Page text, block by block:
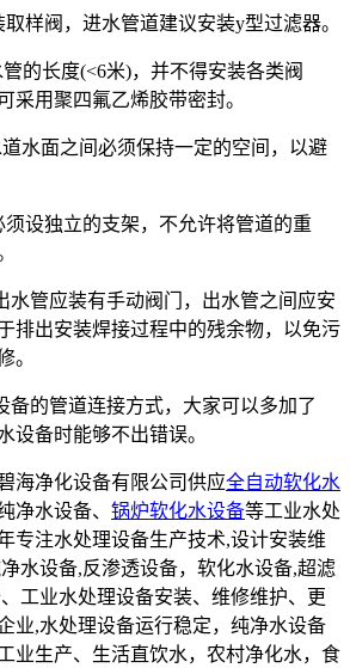
样阀，进水管道建议安装y型过滤器。
的长度(<6米)，并不得安装各类阀
采用聚四氟乙烯胶带密封。
水面之间必须保持一定的空间，以避
设独立的支架，不允许将管道的重
水管应装有手动阀门，出水管之间应安
排出安装焊接过程中的残余物，以免污
。
备的管道连接方式，大家可以多加了
设备时能够不出错误。
海净化设备有限公司供应全自动软化水
净水设备、 锅炉软化水设备等工业水处
专注水处理设备生产技术,设计安装维
水设备,反渗透设备，软化水设备,超滤
工业水处理设备安装、维修维护、更
业,水处理设备运行稳定，纯净水设备
业生产、生活直饮水，农村净化水，食